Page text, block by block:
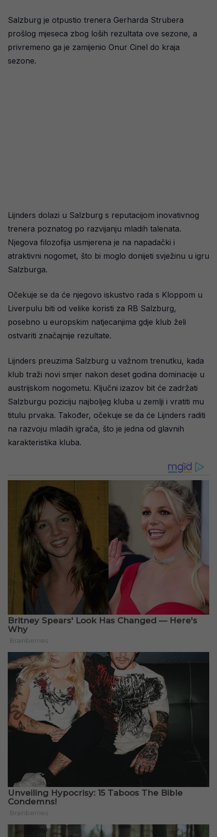
Salzburg je otpustio trenera Gerharda Strubera
prošlog mjeseca zbog loših rezultata ove sezone, a
privremeno ga je zamijenio Onur Cinel do kraja
sezone.
Lijnders dolazi u Salzburg s reputacijom inovativnog
trenera poznatog po razvijanju mladih talenata.
Njegova filozofija usmjerena je na napadački i
atraktivni nogomet, što bi moglo donijeti svježinu u igru
Salzburga.
Očekuje se da će njegovo iskustvo rada s Kloppom u
Liverpulu biti od velike koristi za RB Salzburg,
posebno u europskim natjecanjima gdje klub želi
ostvariti značajnije rezultate.
Lijnders preuzima Salzburg u važnom trenutku, kada
klub traži novi smjer nakon deset godina dominacije u
austrijskom nogometu. Ključni izazov bit će zadržati
Salzburgu poziciju najboljeg kluba u zemlji i vratiti mu
titulu prvaka. Također, očekuje se da će Lijnders raditi
na razvoju mladih igrača, što je jedna od glavnih
karakteristika kluba.